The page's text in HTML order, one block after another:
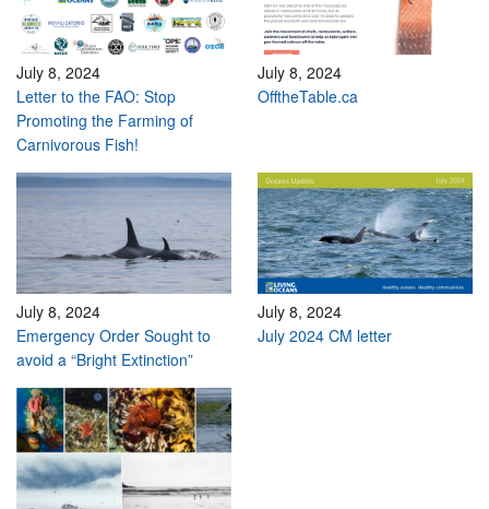
July 8, 2024
Letter to the FAO: Stop
Promoting the Farming of
Carnivorous Fish!
July 8, 2024
OfftheTable.ca
July 8, 2024
Emergency Order Sought to
avoid a “Bright Extinction”
July 8, 2024
July 2024 CM letter